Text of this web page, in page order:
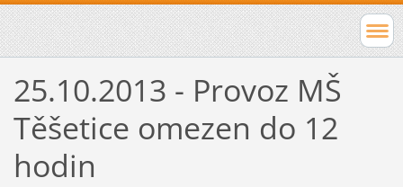
25.10.2013 - Provoz MŠ
Těšetice omezen do 12
hodin